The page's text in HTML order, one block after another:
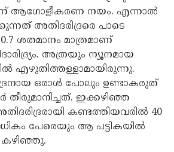
ആഗോളീകരണ നയം. എന്നാൽ
അതിദരിദ്രരെ പാടെ
ശതമാനം മാത്രമാണ്
അത്രയും ന്യൂനമായ
എഴുതിത്തള്ളാമായിരുന്നു.
ഒരാൾ പോലും ഉണ്ടാകരുത്
ഇക്കഴിഞ്ഞ
കണ്ടത്തിയവരിൽ 40
പേരെയും ആ പട്ടികയിൽ
കഴിഞ്ഞു.